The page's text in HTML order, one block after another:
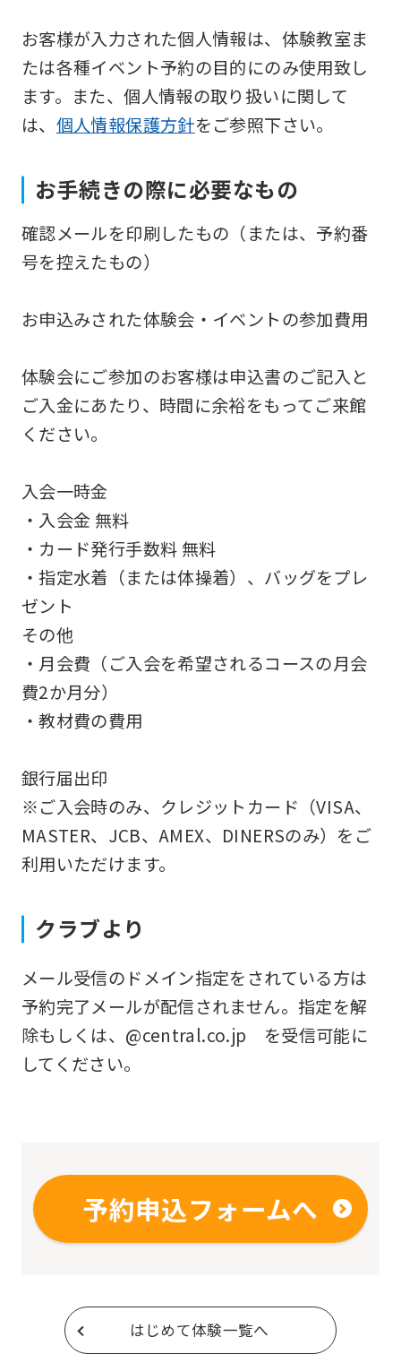
お客様が入力された個人情報は、体験教室ま
たは各種イベント予約の目的にのみ使用致し
ます。また、個人情報の取り扱いに関して
は、 個人情報保護方針をご参照下さい。
お手続きの際に必要なもの
確認メールを印刷したもの（または、予約番
号を控えたもの）
お申込みされた体験会・イベントの参加費用
体験会にご参加のお客様は申込書のご記入と
ご入金にあたり、時間に余裕をもってご来館
ください。
入会一時金
・入会金 無料
・カード発行手数料 無料
・指定水着（または体操着）、バッグをプレ
ゼント
その他
・月会費（ご入会を希望されるコースの月会
費2か月分）
・教材費の費用
銀行届出印
※ご入会時のみ、クレジットカード（VISA、
MASTER、JCB、AMEX、DINERSのみ）をご
利用いただけます。
クラブより
メール受信のドメイン指定をされている方は
予約完了メールが配信されません。指定を解
除もしくは、@central.co.jp を受信可能に
してください。
予約申込フォームへ
はじめて体験一覧へ
Japanese
version
of
this
website
be
translated
it
not
be
translation
may
the
that
you
using
the
service.